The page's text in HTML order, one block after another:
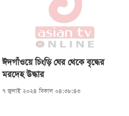
ঈদগাঁওয়ে চিংড়ি ঘের থেকে বৃদ্ধের
মরদেহ উদ্ধার
৭ জুলাই ২০২৪ বিকাল ০৪:৩৮:৪৩